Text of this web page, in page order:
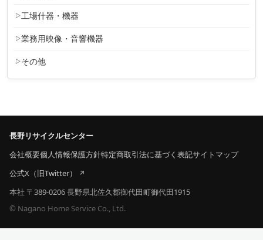
工場什器・機器
業務用映像・音響機器
その他
長野リサイクルセンター
会社概要個人情報保護方針特定商取引法に基づく表記サイトマップ
公式X（旧Twitter）
本社 〒389-0206 長野県北佐久郡御代田町御代田1915
© Nagano Home Service Co., Ltd.